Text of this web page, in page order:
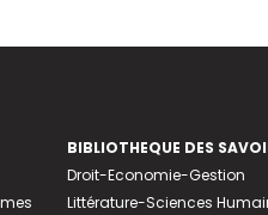
BIBLIOTHEQUE DES
Droit-Economie-Gestion
Littérature-Sciences